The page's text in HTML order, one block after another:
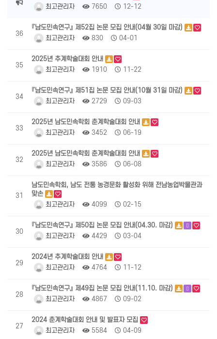
최고관리자
7650 12-12
36
『남도민속연구』 제52집 논문 모집 안내(04월 30일 마감)
최고관리자
830 04-01
35
2025년 추계학술대회 안내
최고관리자
1910 11-22
34
『남도민속연구』 제51집 논문 모집 안내(10월 31일 마감)
최고관리자
2729 09-03
33
2025년 남도민속학회 춘계학술대회 안내
최고관리자
3452 06-19
32
2025년 남도민속학회 춘계학술대회 안내
최고관리자
3586 06-08
31
남도민속학회, 남도 전통 농경문화 활성화 위해 전남농업박물관과
맞손
최고관리자
4099 02-15
30
『남도민속연구』 제50집 논문 모집 안내(04.30. 마감)
최고관리자
4429 03-04
29
2024년 추계학술대회 안내
최고관리자
4764 11-12
28
『남도민속연구』 제49집 논문 모집 안내(11.10. 마감)
최고관리자
4867 09-02
27
2024 춘계학술대회 안내 및 발표자 모집
최고관리자
5584 04-09